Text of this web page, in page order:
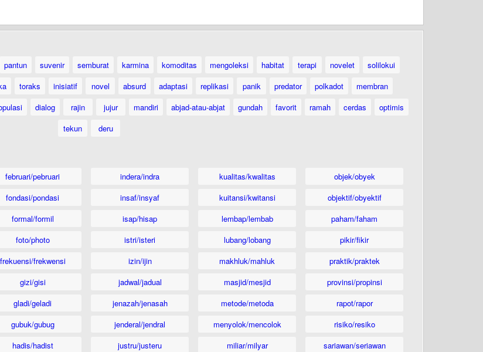
pantun suvenir semburat karmina komoditas mengoleksi habitat terapi novelet
solilokui
toraks inisiatif novel absurd adaptasi replikasi panik predator polkadot
membran
dialog rajin jujur mandiri abjad-atau-abjat gundah favorit ramah cerdas
optimis
tekun
deru
februari/pebruari
fondasi/pondasi
formal/formil
foto/photo
frekuensi/frekwensi
gizi/gisi
gladi/geladi
gubuk/gubug
hadis/hadist
indera/indra
insaf/insyaf
isap/hisap
istri/isteri
izin/ijin
jadwal/jadual
jenazah/jenasah
jenderal/jendral
justru/justeru
kualitas/kwalitas
kuitansi/kwitansi
lembap/lembab
lubang/lobang
makhluk/mahluk
masjid/mesjid
metode/metoda
menyolok/mencolok
miliar/milyar
objek/obyek
objektif/obyektif
paham/faham
pikir/fikir
praktik/praktek
provinsi/propinsi
rapot/rapor
risiko/resiko
sariawan/seriawan